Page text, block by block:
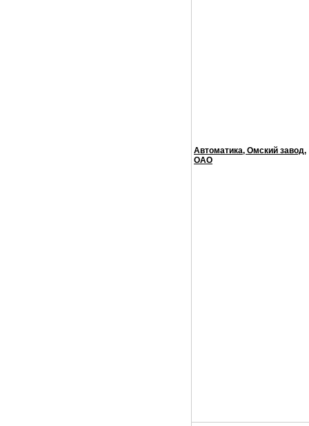
Автоматика, Омский завод,
ОАО